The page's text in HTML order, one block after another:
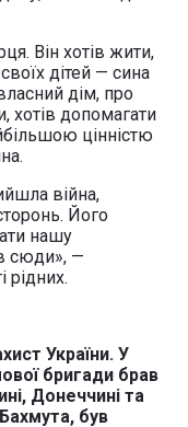
Він хотів жити,
дітей — сина
дім, про
хотів допомагати
цінністю
війна,
Його
нашу
сюди», —
рідних.
України. У
бригади брав
Донеччині та
був